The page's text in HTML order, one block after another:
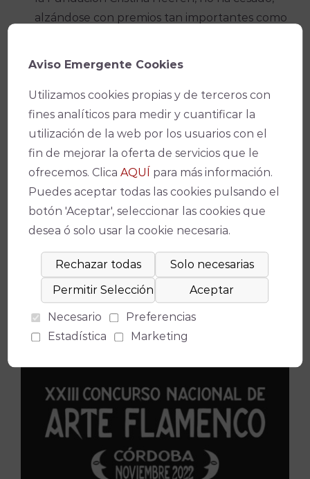
alzándose con premios tan importantes como
Flamenco o el concurso Flamenco Puro del
festival de Jerez. En 2022, estrena su primer
espectáculo en solitario «Presente» y
comienza a formar parte del elenco del Ballet
Flamenco de Andalucía.
PREMIO DE GUITARRA DEL XXIII
CNAF
Aviso Emergente Cookies
Utilizamos cookies propias y de terceros con
fines analíticos para medir y cuantificar la
utilización de la web por los usuarios con el
fin de mejorar la oferta de servicios que le
ofrecemos. ClicaAQUÍ para más información.
Puedes aceptar todas las cookies pulsando el
botón 'Aceptar', seleccionar las cookies que
desea ó solo usar la cookie necesaria.
Necesario
Preferencias
Estadística
Marketing